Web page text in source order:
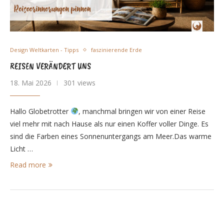
Design Weltkarten - Tipps faszinierende Erde
REISEN VERÄNDERT UNS
18. Mai 2026 301 views
Hallo Globetrotter
, manchmal bringen wir von einer Reise
viel mehr mit nach Hause als nur einen Koffer voller Dinge. Es
sind die Farben eines Sonnenuntergangs am Meer.Das warme
Licht …
Read more